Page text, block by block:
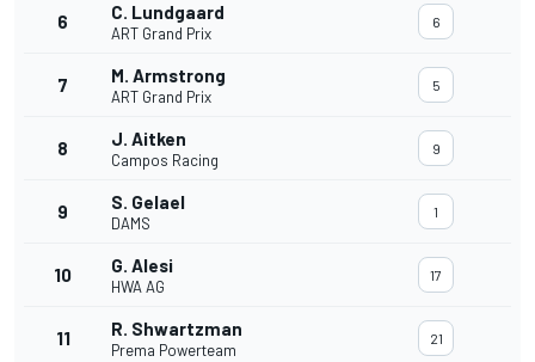
6 C. Lundgaard
ART Grand Prix
6
7 M. Armstrong
ART Grand Prix
5
8 J. Aitken
Campos Racing
9
9 S. Gelael
DAMS
1
10 G. Alesi
HWA AG
17
11 R. Shwartzman
Prema Powerteam
21